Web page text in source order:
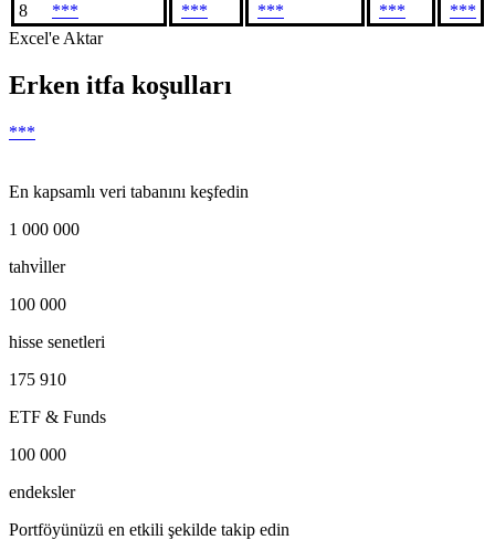
8
*** *** *** ***
***
Excel'e Aktar
Erken itfa koşulları
***
En kapsamlı veri tabanını keşfedin
1 000 000
tahvi̇ller
100 000
hisse senetleri
175 910
ETF & Funds
100 000
endeksler
Portföyünüzü en etkili şekilde takip edin